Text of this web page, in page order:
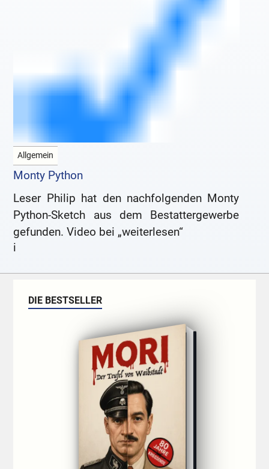
Allgemein
Monty Python
Leser Philip hat den nachfolgenden Monty
Python-Sketch aus dem Bestattergewerbe
gefunden. Video bei „weiterlesen“
i
DIE BESTSELLER